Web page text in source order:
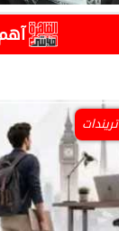
تريندات